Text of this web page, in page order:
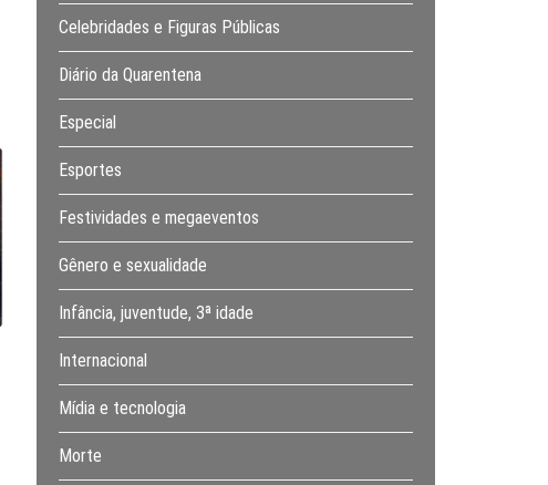
Celebridades e Figuras Públicas
Diário da Quarentena
Especial
Esportes
Festividades e megaeventos
Gênero e sexualidade
Infância, juventude, 3ª idade
Internacional
Mídia e tecnologia
Morte